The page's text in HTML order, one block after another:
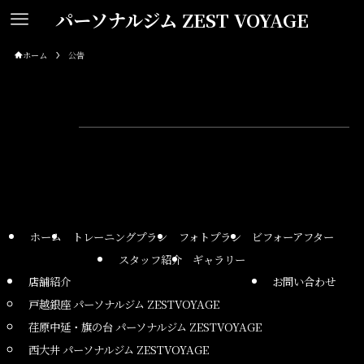
パーソナルジム ZEST VOYAGE
ホーム 公告
ホーム トレーニングプラン フォトプラン
ビフォーアフター
スタッフ紹介
ギャラリー
店舗紹介
戸越銀座 パーソナルジム ZESTVOYAGE
荏原中延・旗の台 パーソナルジム ZESTVOYAGE
西大井 パーソナルジム ZESTVOYAGE
お問い合わせ